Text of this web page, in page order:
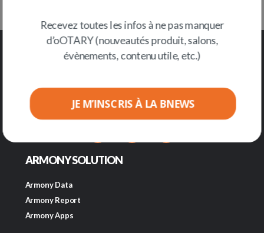
ARMONY SOLUTION
Armony Data
Armony Report
Armony Apps
Recevez toutes les infos à ne pas manquer
d’oOTARY (nouveautés produit, salons,
évènements, contenu utile, etc.)
JE M’INSCRIS À LA BNEWS
POWERED BY